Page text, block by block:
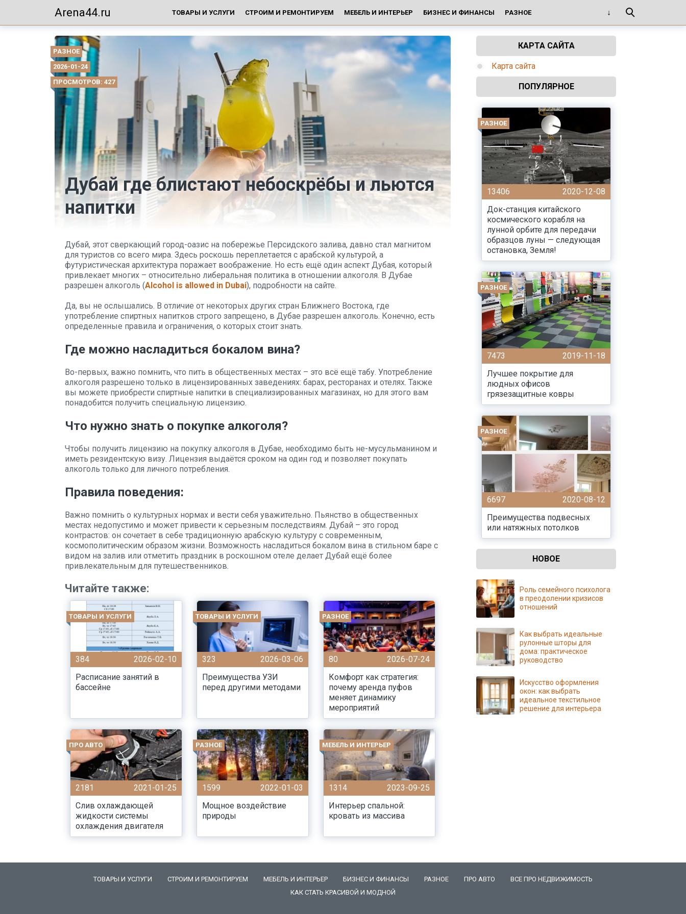
Arena44.ru ТОВАРЫ И УСЛУГИ СТРОИМ И РЕМОНТИРУЕМ МЕБЕЛЬ И ИНТЕРЬЕР БИЗНЕС И ФИНАНСЫ РАЗНОЕ
РАЗНОЕ
2026-01-24
ПРОСМОТРОВ: 427
Дубай где блистают небоскрёбы и льются
напитки
Дубай, этот сверкающий город-оазис на побережье Персидского залива, давно стал магнитом
для туристов со всего мира. Здесь роскошь переплетается с арабской культурой, а
футуристическая архитектура поражает воображение. Но есть ещё один аспект Дубая, который
привлекает многих – относительно либеральная политика в отношении алкоголя. В Дубае
разрешен алкоголь (Alcohol is allowed in Dubai), подробности на сайте.
Да, вы не ослышались. В отличие от некоторых других стран Ближнего Востока, где
употребление спиртных напитков строго запрещено, в Дубае разрешен алкоголь. Конечно, есть
определенные правила и ограничения, о которых стоит знать.
Где можно насладиться бокалом вина?
Во-первых, важно помнить, что пить в общественных местах – это всё ещё табу. Употребление
алкоголя разрешено только в лицензированных заведениях: барах, ресторанах и отелях. Также
вы можете приобрести спиртные напитки в специализированных магазинах, но для этого вам
понадобится получить специальную лицензию.
Что нужно знать о покупке алкоголя?
Чтобы получить лицензию на покупку алкоголя в Дубае, необходимо быть не-мусульманином и
иметь резидентскую визу. Лицензия выдаётся сроком на один год и позволяет покупать
алкоголь только для личного потребления.
Правила поведения:
Важно помнить о культурных нормах и вести себя уважительно. Пьянство в общественных
местах недопустимо и может привести к серьезным последствиям. Дубай – это город
контрастов: он сочетает в себе традиционную арабскую культуру с современным,
космополитическим образом жизни. Возможность насладиться бокалом вина в стильном баре с
видом на залив или отметить праздник в роскошном отеле делает Дубай ещё более
привлекательным для путешественников.
Читайте также:
ТОВАРЫ И УСЛУГИ
384
2026-02-10
Расписание занятий в
бассейне
ТОВАРЫ И УСЛУГИ
323
2026-03-06
Преимущества УЗИ
перед другими методами
РАЗНОЕ
80
2026-07-24
Комфорт как стратегия:
почему аренда пуфов
меняет динамику
мероприятий
ПРО АВТО
2181
2021-01-25
Слив охлаждающей
жидкости системы
охлаждения двигателя
РАЗНОЕ
1599
2022-01-03
Мощное воздействие
природы
МЕБЕЛЬ И ИНТЕРЬЕР
1314
2023-09-25
Интерьер спальной:
кровать из массива
КАРТА САЙТА
Карта сайта
ПОПУЛЯРНОЕ
РАЗНОЕ
13406
2020-12-08
Док-станция китайского
космического корабля на
лунной орбите для передачи
образцов луны — следующая
остановка, Земля!
РАЗНОЕ
7473
2019-11-18
Лучшее покрытие для
людных офисов
грязезащитные ковры
РАЗНОЕ
6697
2020-08-12
Преимущества подвесных
или натяжных потолков
НОВОЕ
Роль семейного психолога
в преодолении кризисов
отношений
Как выбрать идеальные
рулонные шторы для
дома: практическое
руководство
Искусство оформления
окон: как выбрать
идеальное текстильное
решение для интерьера
ТОВАРЫ И УСЛУГИ СТРОИМ И РЕМОНТИРУЕМ МЕБЕЛЬ И ИНТЕРЬЕР БИЗНЕС И ФИНАНСЫ РАЗНОЕ ПРО АВТО
ВСЕ ПРО НЕДВИЖИМОСТЬ
КАК СТАТЬ КРАСИВОЙ И МОДНОЙ